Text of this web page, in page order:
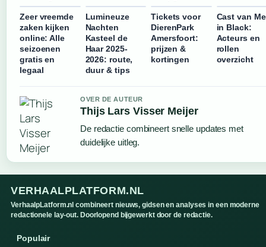
Zeer vreemde
zaken kijken
online: Alle
seizoenen
gratis en
legaal
Lumineuze
Nachten
Kasteel de
Haar 2025-
2026: route,
duur & tips
Tickets voor
DierenPark
Amersfoort:
prijzen &
kortingen
Cast van
in Black:
Acteurs en
rollen
overzicht
OVER DE AUTEUR
Thijs Lars Visser Meijer
De redactie combineert snelle updates met
duidelijke uitleg.
VERHAALPLATFORM.NL
VerhaalpLatform.nl combineert nieuws, gidsen en analyses in een moderne
redactionele lay-out. Doorlopend bijgewerkt door de redactie.
Populair